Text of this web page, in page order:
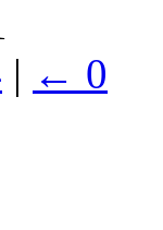
| ← 0